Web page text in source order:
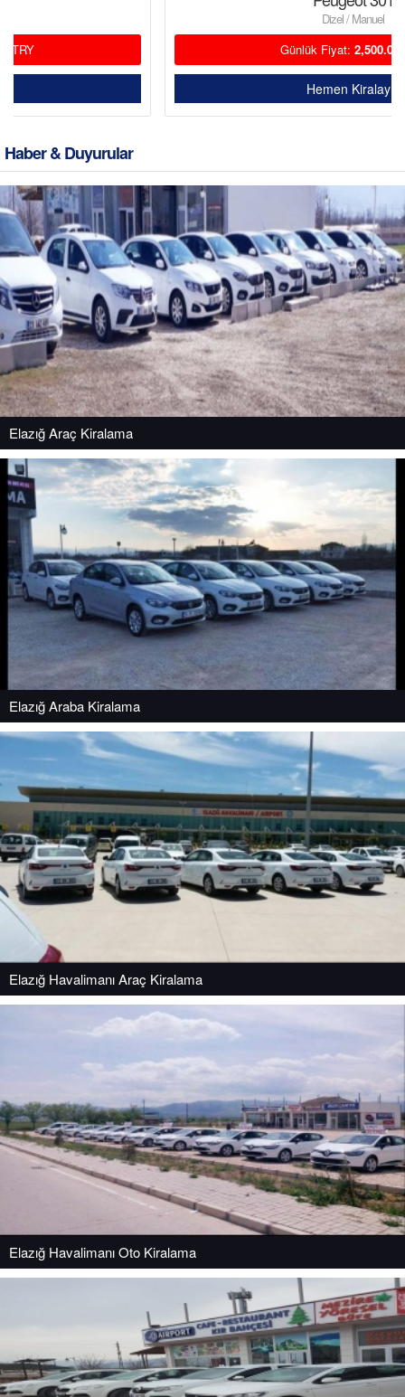
Hyundai Tucson
Benzin / Otomatik
Günlük Fiyat:4,000.00TRY
Hemen Kiralayın
Haber & Duyurular
Elazığ Araç Kiralama
Elazığ Araba Kiralama
Elazığ Havalimanı Araç Kiralama
Elazığ Havalimanı Oto Kiralama